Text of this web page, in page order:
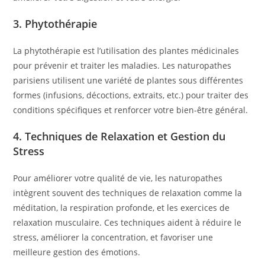
3. Phytothérapie
La phytothérapie est l’utilisation des plantes médicinales
pour prévenir et traiter les maladies. Les naturopathes
parisiens utilisent une variété de plantes sous différentes
formes (infusions, décoctions, extraits, etc.) pour traiter des
conditions spécifiques et renforcer votre bien-être général.
4.Techniques de Relaxation et Gestion du
Stress
Pour améliorer votre qualité de vie, les naturopathes
intègrent souvent des techniques de relaxation comme la
méditation, la respiration profonde, et les exercices de
relaxation musculaire. Ces techniques aident à réduire le
stress, améliorer la concentration, et favoriser une
meilleure gestion des émotions.